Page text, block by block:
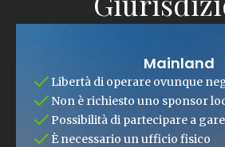
Mainland
Libertà di operare ovunque
Non è richiesto uno sponsor
Possibilità di partecipare a
È necessario un ufficio fisico